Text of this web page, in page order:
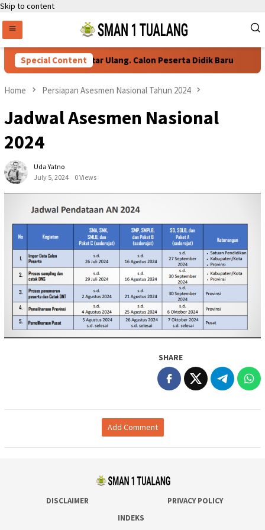
Skip to content
Special Content
Persyaratan Daftar Ulang. Calon Peserta Didik Baru
Home Persiapan Asesmen Nasional Tahun 2024
Jadwal Asesmen Nasional
2024
Uda Yatno
July 5, 2024
0 Views
SHARE
Add Comment
DISCLAIMER
PRIVACY POLICY
INDEKS